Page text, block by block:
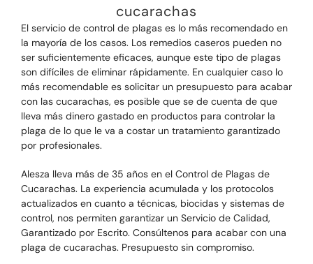
cucarachas
El servicio de control de plagas es lo más recomendado en
la mayoría de los casos. Los remedios caseros pueden no
ser suficientemente eficaces, aunque este tipo de plagas
son difíciles de eliminar rápidamente. En cualquier caso lo
más recomendable es solicitar un presupuesto para acabar
con las cucarachas, es posible que se de cuenta de que
lleva más dinero gastado en productos para controlar la
plaga de lo que le va a costar un tratamiento garantizado
por profesionales.
Alesza lleva más de 35 años en el Control de Plagas de
Cucarachas. La experiencia acumulada y los protocolos
actualizados en cuanto a técnicas, biocidas y sistemas de
control, nos permiten garantizar un Servicio de Calidad,
Garantizado por Escrito. Consúltenos para acabar con una
plaga de cucarachas. Presupuesto sin compromiso.